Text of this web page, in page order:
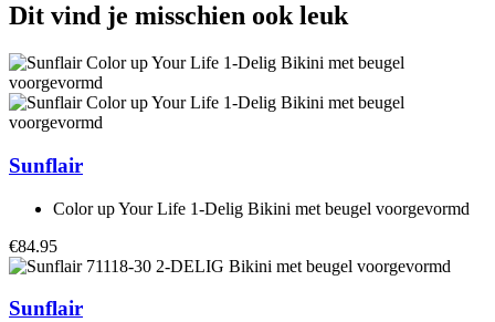
Dit vind je misschien ook leuk
Sunflair
Color up Your Life 1-Delig Bikini met beugel voorgevormd
€84.95
Sunflair